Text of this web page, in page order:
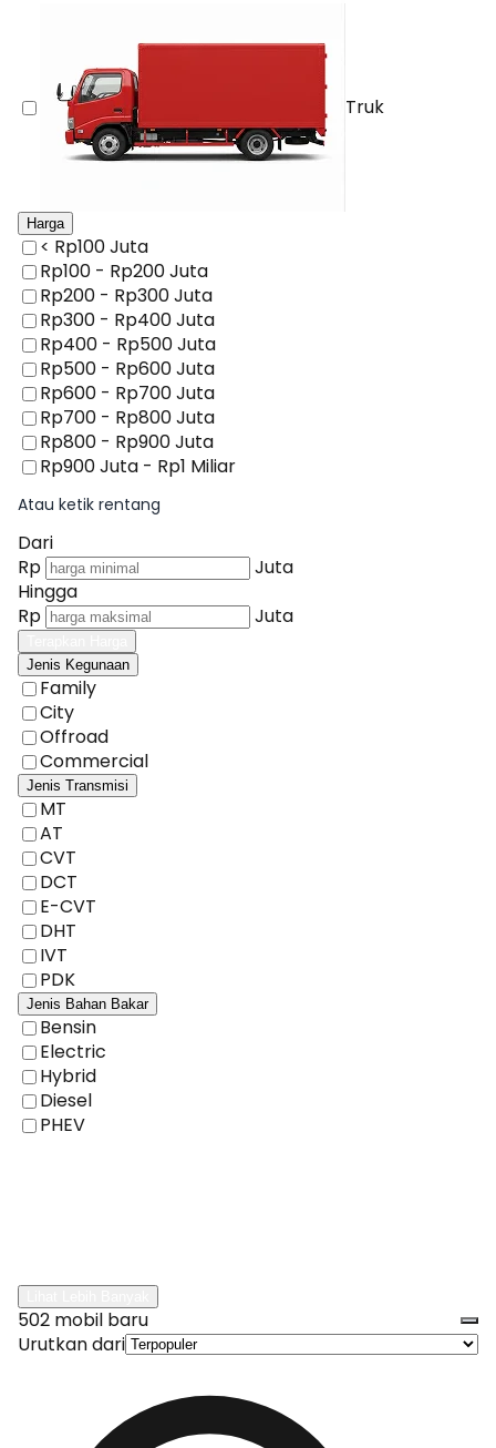
Truk
Harga
< Rp100 Juta
Rp100 - Rp200 Juta
Rp200 - Rp300 Juta
Rp300 - Rp400 Juta
Rp400 - Rp500 Juta
Rp500 - Rp600 Juta
Rp600 - Rp700 Juta
Rp700 - Rp800 Juta
Rp800 - Rp900 Juta
Rp900 Juta - Rp1 Miliar
Atau ketik rentang
Dari
Rp
Juta
Hingga
Rp
Juta
Jenis Kegunaan
Family
City
Offroad
Commercial
Jenis Transmisi
MT
AT
CVT
DCT
E-CVT
DHT
IVT
PDK
Jenis Bahan Bakar
Bensin
Electric
Hybrid
Diesel
PHEV
502 mobil baru
Urutkan dari